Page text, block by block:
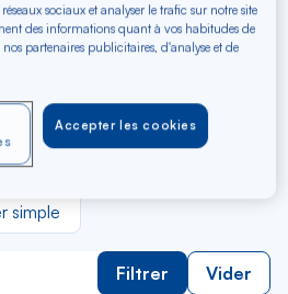
simple
Filtrer Vider
sociaux et analyser le trafic sur notre site
des informations quant à vos habitudes de
partenaires publicitaires, d'analyse et de
Accepter les cookies